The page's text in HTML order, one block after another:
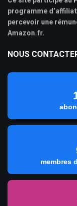
programme
percevoir une
Amazon.fr.
NOUS
membres